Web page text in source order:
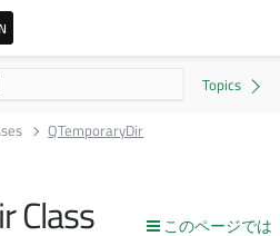
QTemporaryDir
このページでは
Class